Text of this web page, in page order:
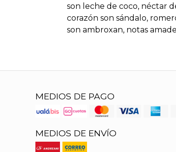
son leche de coco, néctar
corazón son sándalo,
son ambroxan, notas
MEDIOS DE PAGO
MEDIOS DE ENVÍO